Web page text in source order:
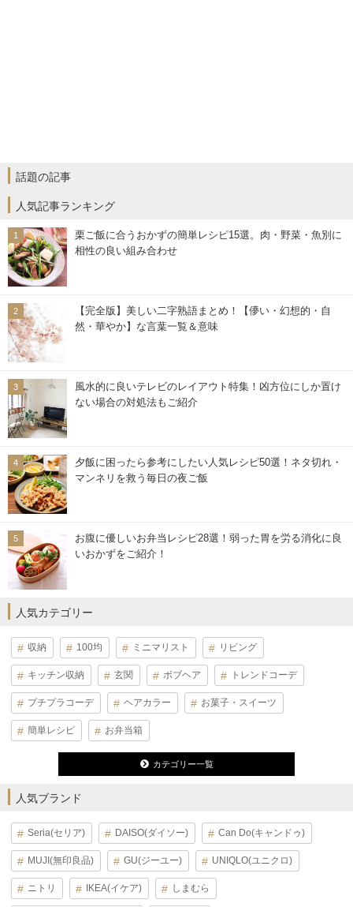
話題の記事
人気記事ランキング
栗ご飯に合うおかずの簡単レシピ15選。肉・野菜・魚別に
相性の良い組み合わせ
【完全版】美しい二字熟語まとめ！【儚い・幻想的・自
然・華やか】な言葉一覧＆意味
風水的に良いテレビのレイアウト特集！凶方位にしか置け
ない場合の対処法もご紹介
夕飯に困ったら参考にしたい人気レシピ50選！ネタ切れ・
マンネリを救う毎日の夜ご飯
お腹に優しいお弁当レシピ28選！弱った胃を労る消化に良
いおかずをご紹介！
人気カテゴリー
収納 100均 ミニマリスト リビング
キッチン収納 玄関 ボブヘア トレンドコーデ
プチプラコーデ ヘアカラー お菓子・スイーツ
簡単レシピ お弁当箱
カテゴリー一覧
人気ブランド
Seria(セリア) DAISO(ダイソー) Can Do(キャンドゥ)
MUJI(無印良品) GU(ジーユー) UNIQLO(ユニクロ)
ニトリ IKEA(イケア) しまむら